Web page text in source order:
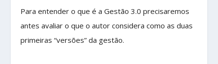
Para entender o que é a Gestão 3.0 precisaremos
antes avaliar o que o autor considera como as duas
primeiras “versões” da gestão.